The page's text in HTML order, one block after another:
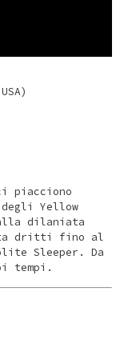
piacciono
Yellow
dilaniata
dritti fino al
Sleeper. Da
tempi.